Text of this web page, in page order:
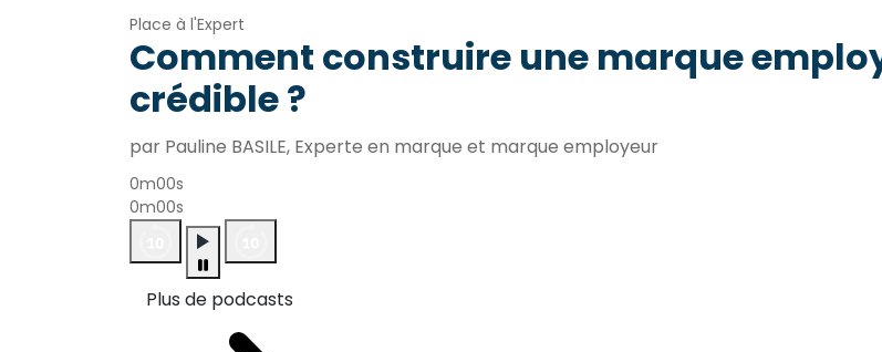
Place à l'Expert
Comment construire une marque
crédible ?
par Pauline BASILE, Experte en marque et marque employeur
0m00s
0m00s
Plus de podcasts